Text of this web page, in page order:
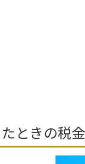
ときの税